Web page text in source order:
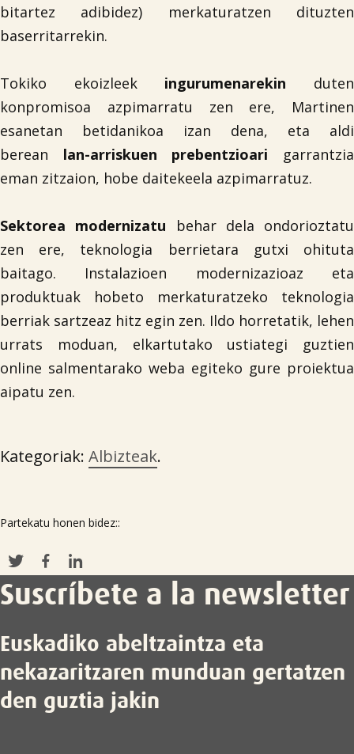
bitartez adibidez) merkaturatzen dituzten
baserritarrekin.
Tokiko ekoizleek ingurumenarekin duten
konpromisoa azpimarratu zen ere, Martinen
esanetan betidanikoa izan dena, eta aldi
berean lan-arriskuen prebentzioari garrantzia
eman zitzaion, hobe daitekeela azpimarratuz.
Sektorea modernizatu behar dela ondorioztatu
zen ere, teknologia berrietara gutxi ohituta
baitago. Instalazioen modernizazioaz eta
produktuak hobeto merkaturatzeko teknologia
berriak sartzeaz hitz egin zen. Ildo horretatik, lehen
urrats moduan, elkartutako ustiategi guztien
online salmentarako weba egiteko gure proiektua
aipatu zen.
Kategoriak: Albizteak.
Partekatu honen bidez::
Suscríbete a la newsletter
Euskadiko abeltzaintza eta
nekazaritzaren munduan gertatzen
den guztia jakin